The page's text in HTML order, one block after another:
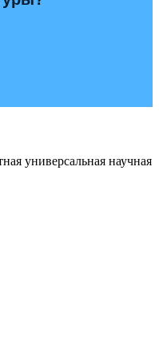
универсальная научная